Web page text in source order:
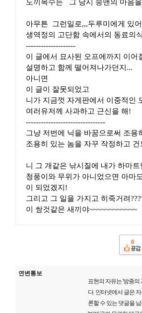
도끼목수는 그 당시 송맨의 마음
아무튼 그런일로,,,두루미에게 있
생역정의 고단함 속에서의 동료의
--------------------
이 글에서 묘사된 오프에까지 이어
설명하고 함께 떨어져나가던지...
아니면
이 글이 잘못되었고
니가 지금껏 자게판에서 이중적인
여러유저께 사과하고 근신을 해!
--------------------------------
그냥 저번에 닉을 바꿈으로써 조용
조용히 있는 놈을 자꾸 작정하고 건
니 그 개같은 낚시질에 내가 하마
청풍이와 무위가 아니었으면 아마
이 되었겠지!
그리고 그 일을 가지고 히죽거려
이 쌍것같은 새끼야~~~~~~~~~~~~
0
연변통보
표현의 자유는 '방종의
다. 인터넷에서 글은
론할 수 있는 댓글을